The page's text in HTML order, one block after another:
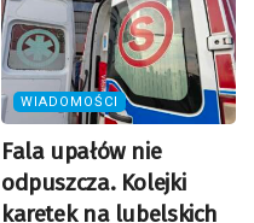
WIADOMOŚCI
Fala upałów nie
odpuszcza. Kolejki
karetek na lubelskich